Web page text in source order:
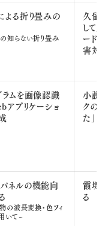
よる折り畳みの
知らない折り畳み
久留
して
ードマ
害対
ラムを画像認識
アプリケーショ
小説「
クの
た」
ネルの機能向
の波長変換・色フィ
いて~
霞堤
る